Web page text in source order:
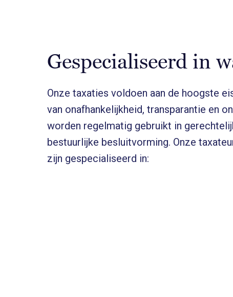
Gespecialiseerd in
Onze taxaties voldoen aan de hoogste
van onafhankelijkheid, transparantie en
worden regelmatig gebruikt in
bestuurlijke besluitvorming. Onze
zijn gespecialiseerd in: